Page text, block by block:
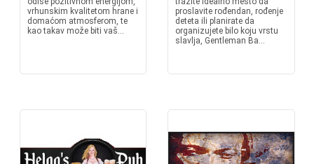
vrhunskim kvalitetom hrane i
domaćom atmosferom, te
kao takav može biti vaš...
proslavite rođendan, rođenje
deteta ili planirate da
organizujete bilo koju vrstu
slavlja, Gentleman Ba...